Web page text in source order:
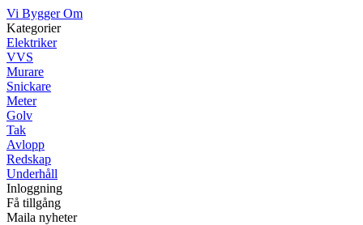
Vi Bygger Om
Kategorier
Elektriker
VVS
Murare
Snickare
Meter
Golv
Tak
Avlopp
Redskap
Underhåll
Inloggning
Få tillgång
Maila nyheter